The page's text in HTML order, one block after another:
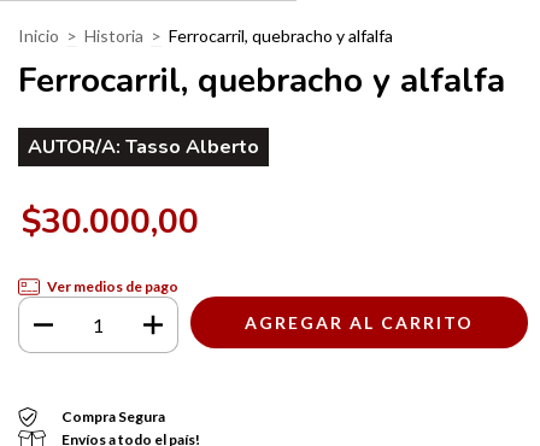
Inicio > Historia > Ferrocarril, quebracho y alfalfa
Ferrocarril, quebracho y alfalfa
AUTOR/A: Tasso Alberto
$30.000,00
Ver medios de pago
Compra Segura
Envíos a todo el país!